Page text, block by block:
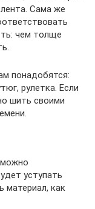
Сама же
чем толще
понадобятся:
рулетка. Если
шить своими
уступать
материал, как